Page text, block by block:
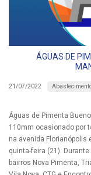
ÁGUAS DE
21/07/2022
Águas de Pimenta
110mm ocasionado por
na avenida
quinta-feira (21).
bairros Nova Pimenta,